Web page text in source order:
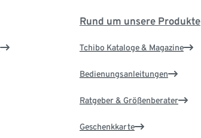
Rund um unsere Produkte
Tchibo Kataloge & Magazine
Bedienungsanleitungen
Ratgeber & Größenberater
Geschenkkarte